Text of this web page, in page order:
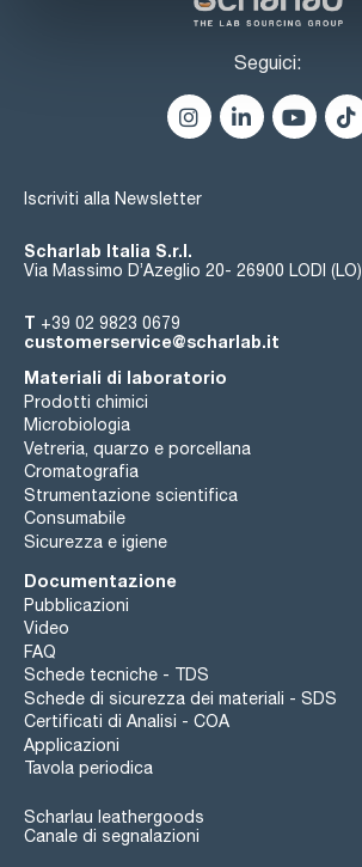
Seguici:
Iscriviti alla Newsletter
Scharlab Italia S.r.l.
Via Massimo D’Azeglio 20- 26900 LODI (LO)
T +39 02 9823 0679
customerservice@scharlab.it
Materiali di laboratorio
Prodotti chimici
Microbiologia
Vetreria, quarzo e porcellana
Cromatografia
Strumentazione scientifica
Consumabile
Sicurezza e igiene
Documentazione
Pubblicazioni
Video
FAQ
Schede tecniche - TDS
Schede di sicurezza dei materiali - SDS
Certificati di Analisi - COA
Applicazioni
Tavola periodica
Scharlau leathergoods
Canale di segnalazioni